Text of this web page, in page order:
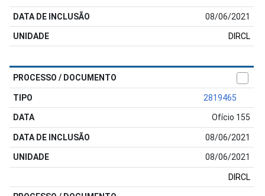
08/06/2021
DIRCL
2819465
Ofício 155
08/06/2021
08/06/2021
DIRCL